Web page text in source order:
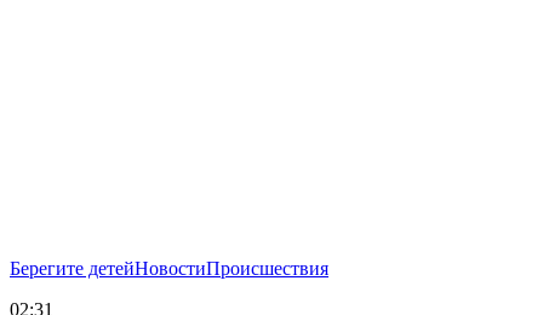
Берегите детейНовостиПроисшествия
02:31